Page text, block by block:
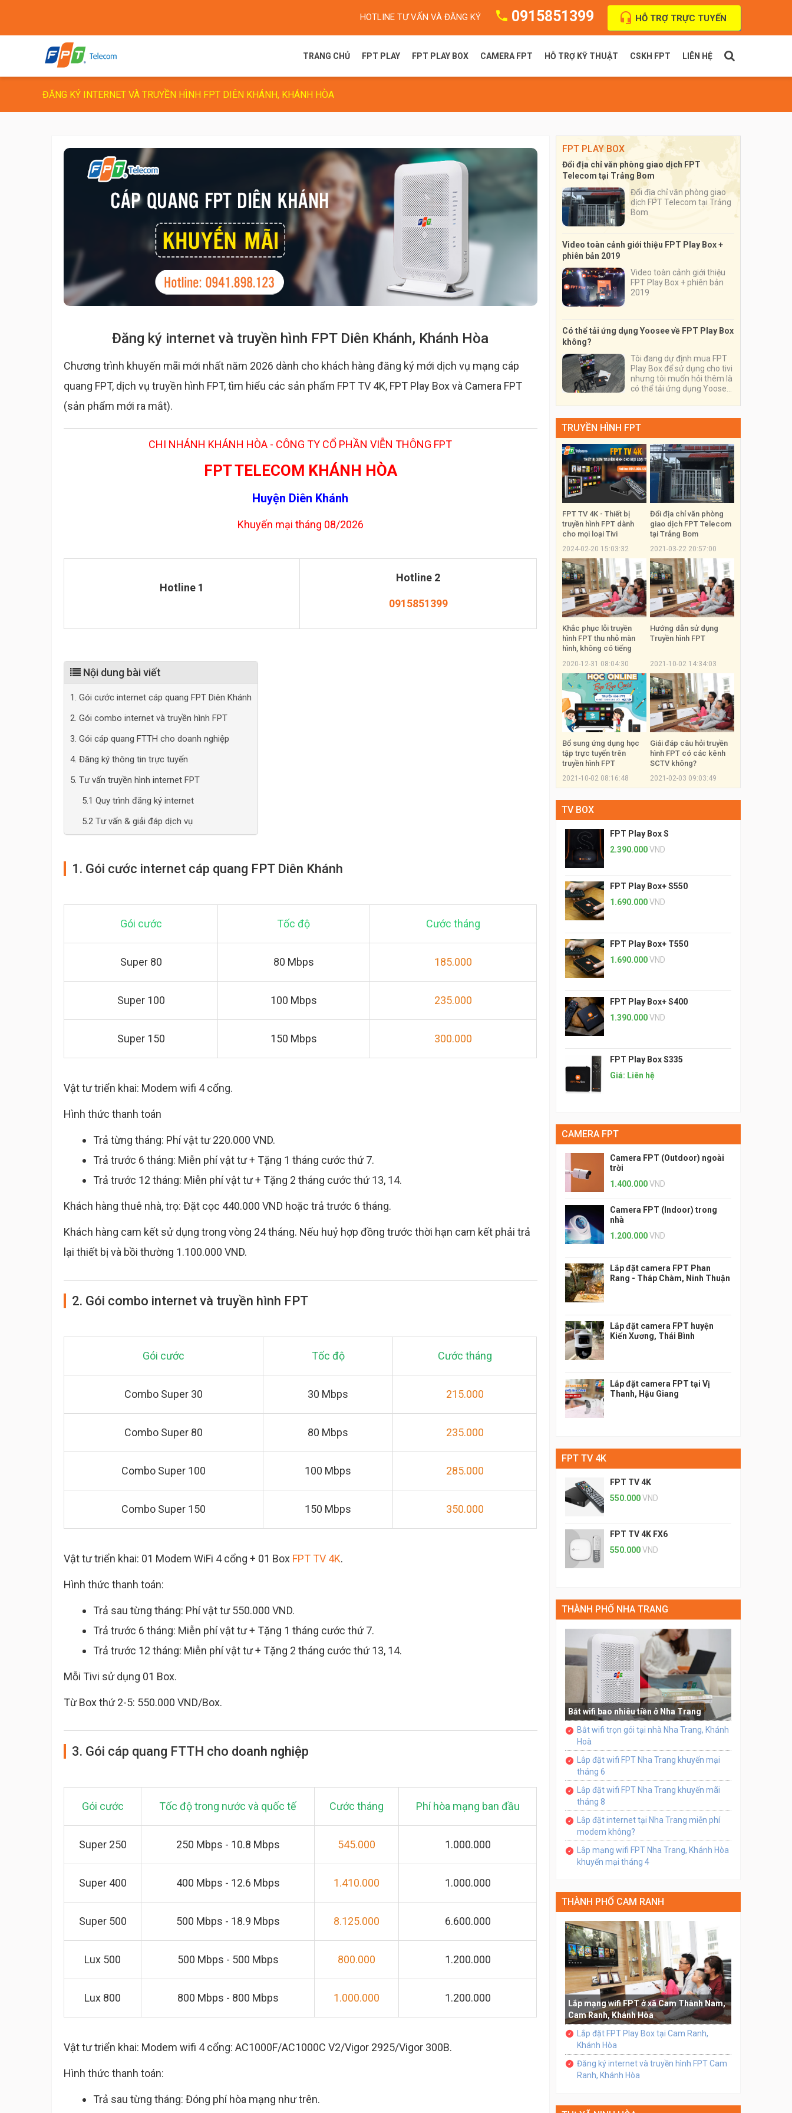
HOTLINE TƯ VẤN VÀ ĐĂNG KÝ 0915851399 HỖ TRỢ TRỰC TUYẾN
TRANG CHỦ FPT PLAY
Truyền hình FPT
FPT PLAY BOX
FPT Play Box+ S550
FPT Play Box+ S400
CAMERA FPT HỖ TRỢ KỸ THUẬT CSKH FPT LIÊN HỆ
ĐĂNG KÝ INTERNET VÀ TRUYỀN HÌNH FPT DIÊN KHÁNH, KHÁNH HÒA
Đăng ký internet và truyền hình FPT Diên Khánh, Khánh Hòa
Chương trình khuyến mãi mới nhất năm 2026 dành cho khách hàng đăng ký mới dịch vụ mạng cáp
quang FPT, dịch vụ truyền hình FPT, tìm hiểu các sản phẩm FPT TV 4K, FPT Play Box và Camera FPT
(sản phẩm mới ra mắt).
CHI NHÁNH KHÁNH HÒA - CÔNG TY CỔ PHẦN VIỄN THÔNG FPT
FPT TELECOM KHÁNH HÒA
Huyện Diên Khánh
Khuyến mại tháng 08/2026
Hotline 1
Hotline 2
0915851399
Nội dung bài viết
1. Gói cước internet cáp quang FPT Diên Khánh
2. Gói combo internet và truyền hình FPT
3. Gói cáp quang FTTH cho doanh nghiệp
4. Đăng ký thông tin trực tuyến
5. Tư vấn truyền hình internet FPT
5.1 Quy trình đăng ký internet
5.2 Tư vấn & giải đáp dịch vụ
1. Gói cước internet cáp quang FPT Diên Khánh
Gói cước Tốc độ Cước tháng
Super 80 80 Mbps 185.000
Super 100 100 Mbps 235.000
Super 150 150 Mbps 300.000
Vật tư triển khai: Modem wifi 4 cổng.
Hình thức thanh toán
Trả từng tháng: Phí vật tư 220.000 VND.
Trả trước 6 tháng: Miễn phí vật tư + Tặng 1 tháng cước thứ 7.
Trả trước 12 tháng: Miễn phí vật tư + Tặng 2 tháng cước thứ 13, 14.
Khách hàng thuê nhà, trọ: Đặt cọc 440.000 VND hoặc trả trước 6 tháng.
Khách hàng cam kết sử dụng trong vòng 24 tháng. Nếu huỷ hợp đồng trước thời hạn cam kết phải trả
lại thiết bị và bồi thường 1.100.000 VND.
2. Gói combo internet và truyền hình FPT
Gói cước Tốc độ Cước tháng
Combo Super 30 30 Mbps 215.000
Combo Super 80 80 Mbps 235.000
Combo Super 100 100 Mbps 285.000
Combo Super 150 150 Mbps 350.000
Vật tư triển khai: 01 Modem WiFi 4 cổng + 01 Box FPT TV 4K.
Hình thức thanh toán:
Trả sau từng tháng: Phí vật tư 550.000 VND.
Trả trước 6 tháng: Miễn phí vật tư + Tặng 1 tháng cước thứ 7.
Trả trước 12 tháng: Miễn phí vật tư + Tặng 2 tháng cước thứ 13, 14.
Mỗi Tivi sử dụng 01 Box.
Từ Box thứ 2-5: 550.000 VND/Box.
3. Gói cáp quang FTTH cho doanh nghiệp
Gói cước Tốc độ trong nước và quốc tế Cước tháng Phí hòa mạng ban đầu
Super 250 250 Mbps - 10.8 Mbps 545.000 1.000.000
Super 400 400 Mbps - 12.6 Mbps 1.410.000 1.000.000
Super 500 500 Mbps - 18.9 Mbps 8.125.000 6.600.000
Lux 500 500 Mbps - 500 Mbps 800.000 1.200.000
Lux 800 800 Mbps - 800 Mbps 1.000.000 1.200.000
Vật tư triển khai: Modem wifi 4 cổng: AC1000F/AC1000C V2/Vigor 2925/Vigor 300B.
Hình thức thanh toán:
Trả sau từng tháng: Đóng phí hòa mạng như trên.
FPT PLAY BOX
Đổi địa chỉ văn phòng giao dịch FPT
Telecom tại Trảng Bom
Đổi địa chỉ văn phòng giao
dịch FPT Telecom tại Trảng
Bom
Video toàn cảnh giới thiệu FPT Play Box +
phiên bản 2019
Video toàn cảnh giới thiệu
FPT Play Box + phiên bản
2019
Có thể tải ứng dụng Yoosee về FPT Play Box
không?
Tôi đang dự định mua FPT
Play Box để sử dụng cho tivi
nhưng tôi muốn hỏi thêm là
có thể tải ứng dụng Yoosee
trên thiết bị này được
không?
TRUYỀN HÌNH FPT
FPT TV 4K - Thiết bị
truyền hình FPT dành
cho mọi loại Tivi
2024-02-20 15:03:32
Đổi địa chỉ văn phòng
giao dịch FPT Telecom
tại Trảng Bom
2021-03-22 20:57:00
Khắc phục lỗi truyền
hình FPT thu nhỏ màn
hình, không có tiếng
2020-12-31 08:04:30
Hướng dẫn sử dụng
Truyền hình FPT
2021-10-02 14:34:03
Bổ sung ứng dụng học
tập trực tuyến trên
truyền hình FPT
2021-10-02 08:16:48
Giái đáp câu hỏi truyền
hình FPT có các kênh
SCTV không?
2021-02-03 09:03:49
TV BOX
FPT Play Box S
2.390.000VND
FPT Play Box+ S550
1.690.000VND
FPT Play Box+ T550
1.690.000VND
FPT Play Box+ S400
1.390.000VND
FPT Play Box S335
Giá: Liên hệ
CAMERA FPT
Camera FPT (Outdoor) ngoài
trời
1.400.000VND
Camera FPT (Indoor) trong
nhà
1.200.000VND
Lắp đặt camera FPT Phan
Rang - Tháp Chàm, Ninh Thuận
Lắp đặt camera FPT huyện
Kiến Xương, Thái Bình
Lắp đặt camera FPT tại Vị
Thanh, Hậu Giang
FPT TV 4K
FPT TV 4K
550.000VND
FPT TV 4K FX6
550.000VND
THÀNH PHỐ NHA TRANG
Bắt wifi bao nhiêu tiền ở Nha Trang
Bắt wifi trọn gói tại nhà Nha Trang, Khánh
Hoà
Lắp đặt wifi FPT Nha Trang khuyến mại
tháng 6
Lắp đặt wifi FPT Nha Trang khuyến mãi
tháng 8
Lắp đặt internet tại Nha Trang miễn phí
modem không?
Lắp mạng wifi FPT Nha Trang, Khánh Hòa
khuyến mại tháng 4
THÀNH PHỐ CAM RANH
Lắp mạng wifi FPT ở xã Cam Thành Nam,
Cam Ranh, Khánh Hòa
Lắp đặt FPT Play Box tại Cam Ranh,
Khánh Hòa
Đăng ký internet và truyền hình FPT Cam
Ranh, Khánh Hòa